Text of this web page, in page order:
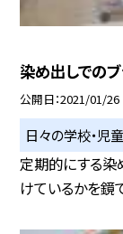
染め出しでの
公開日 2021/01/26
日々の学校・児
定期的にする染
けているかを鏡